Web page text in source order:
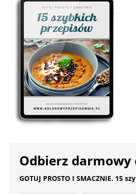
Odbierz darmowy
GOTUJ PROSTO I SMACZNIE. 15